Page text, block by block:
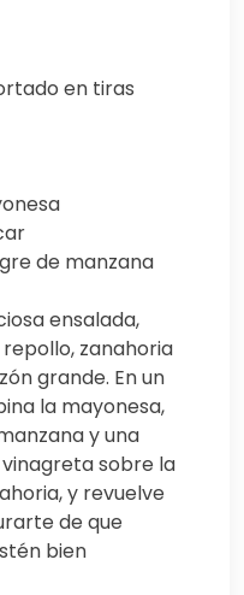
en tiras
de manzana
ensalada,
zanahoria
grande. En un
la mayonesa,
y una
sobre la
y revuelve
de que
bien